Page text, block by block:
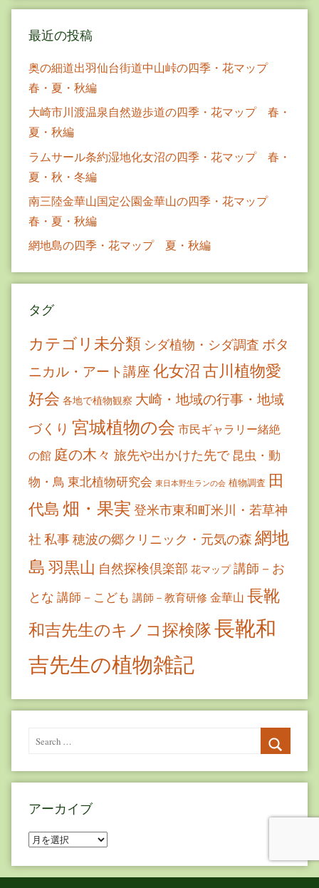
最近の投稿
奥の細道出羽仙台街道中山峠の四季・花マップ
春・夏・秋編
大崎市川渡温泉自然遊歩道の四季・花マップ 春・
夏・秋編
ラムサール条約湿地化女沼の四季・花マップ 春・
夏・秋・冬編
南三陸金華山国定公園金華山の四季・花マップ
春・夏・秋編
網地島の四季・花マップ 夏・秋編
タグ
カテゴリ未分類 シダ植物・シダ調査 ボタ
ニカル・アート講座 化女沼古川植物愛
好会 各地で植物観察 大崎・地域の行事・地域
づくり 宮城植物の会 市民ギャラリー緒絶
の館 庭の木々 旅先や出かけた先で 昆虫・動
物・鳥 東北植物研究会 東日本野生ランの会 植物調査 田
代島 畑・果実 登米市東和町米川・若草神
社 私事穂波の郷クリニック・元気の森 網地
島 羽黒山 自然探検倶楽部 花マップ 講師－お
とな 講師－こども 講師－教育研修 金華山 長靴
和吉先生のキノコ探検隊長靴和
吉先生の植物雑記
Search
アーカイブ
ア
カ